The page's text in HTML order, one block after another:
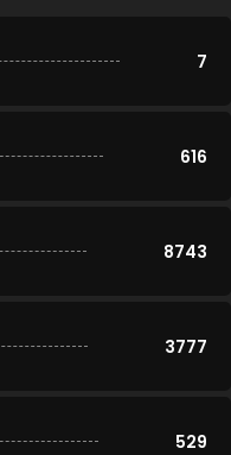
7
616
8743
3777
529